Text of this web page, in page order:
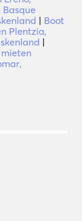
| Boot
Plentzia,
|